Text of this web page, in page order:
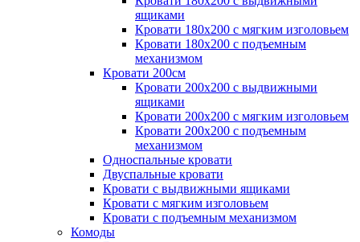
ящиками
Кровати 180х200 с мягким изголовьем
Кровати 180х200 с подъемным
механизмом
Кровати 200см
Кровати 200х200 с выдвижными
ящиками
Кровати 200х200 с мягким изголовьем
Кровати 200х200 с подъемным
механизмом
Односпальные кровати
Двуспальные кровати
Кровати с выдвижными ящиками
Кровати с мягким изголовьем
Кровати с подъемным механизмом
Комоды